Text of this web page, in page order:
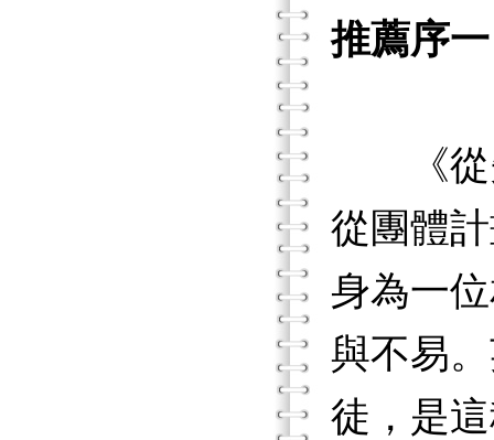
推薦序一
《從失
從團體
身為一
與不易
徒，是